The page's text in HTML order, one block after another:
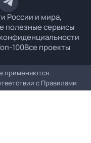
России и мира,
полезные сервисы
100Все проекты
применяются
с Правилами